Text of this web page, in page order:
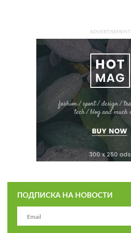
ADVERTISEMENT
ПОДПИСКА НА НОВОСТИ